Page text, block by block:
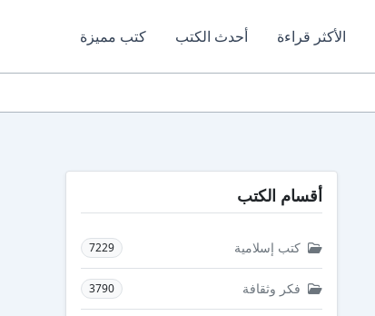
الأكثر قراءة أحدث الكتب كتب مميزة
أقسام الكتب
كتب إسلامية 7229
فكر وثقافة 3790